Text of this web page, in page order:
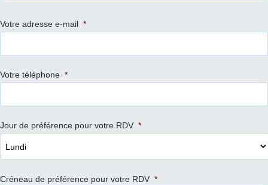
Votre adresse e-mail *
Votre téléphone *
Jour de préférence pour votre RDV *
Créneau de préférence pour votre RDV *